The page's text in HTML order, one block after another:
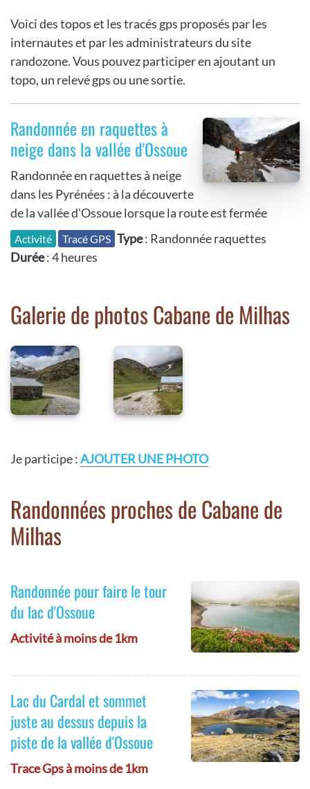
Voici des topos et les tracés gps proposés par les
internautes et par les administrateurs du site
randozone. Vous pouvez participer en ajoutant un
topo, un relevé gps ou une sortie.
Randonnée en raquettes à
neige dans la vallée d'Ossoue
Randonnée en raquettes à neige
dans les Pyrénées : à la découverte
de la vallée d'Ossoue lorsque la route est fermée
Activité Tracé GPS Type: Randonnée raquettes
Durée: 4 heures
Galerie de photos Cabane de Milhas
Je participe :AJOUTER UNE PHOTO
Randonnées proches de Cabane de
Milhas
Randonnée pour faire le tour
du lac d'Ossoue
Activité à moins de 1km
Lac du Cardal et sommet
juste au dessus depuis la
piste de la vallée d'Ossoue
Trace Gps à moins de 1km